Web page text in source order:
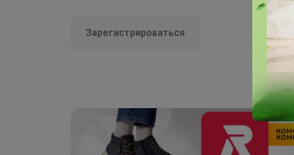
Зарегистрироваться